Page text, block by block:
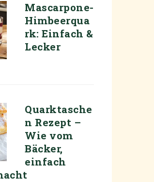
Mascarpone-
Himbeerqua
rk: Einfach &
Lecker
Quarktasche
n Rezept –
Wie vom
Bäcker,
einfach